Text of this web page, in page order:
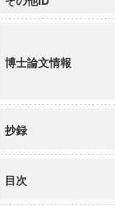
博士論文情報
抄録
目次